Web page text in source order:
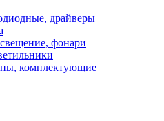
драйверы
фонари
комплектующие